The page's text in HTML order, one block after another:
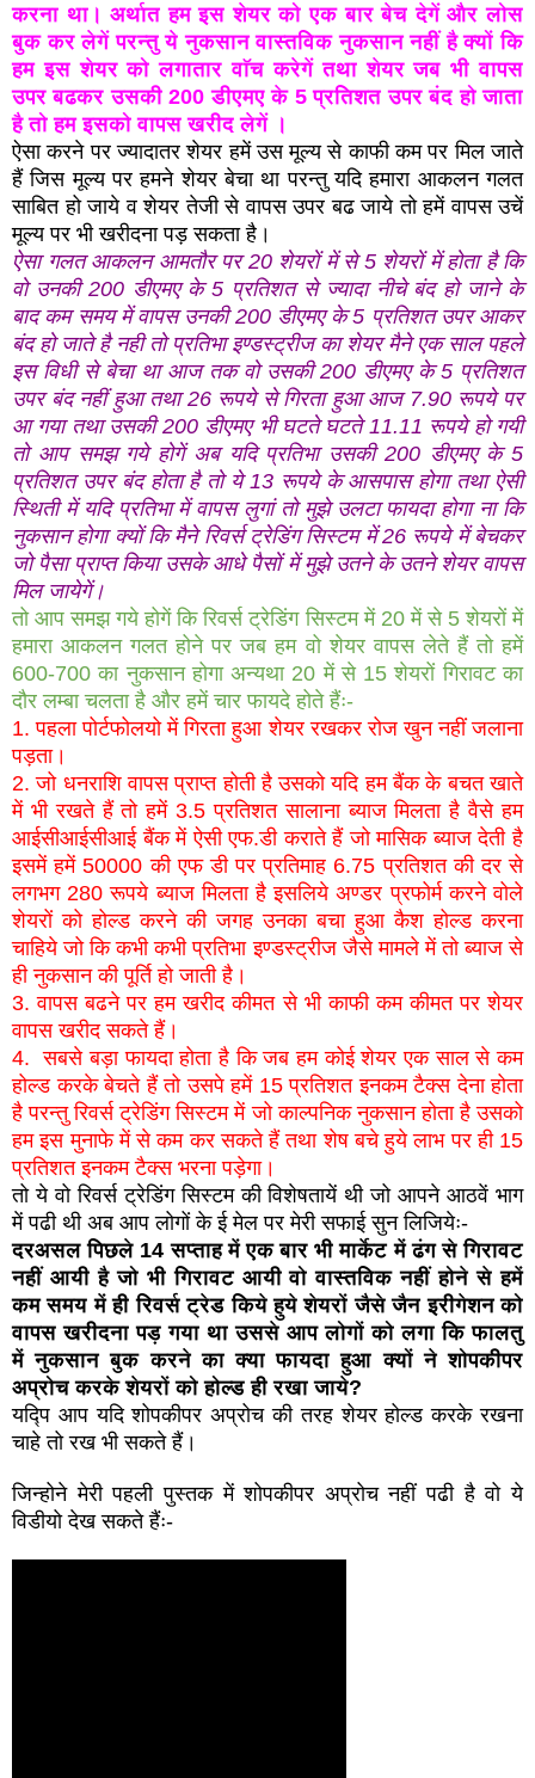
करना था। अर्थात हम इस शेयर को एक बार बेच देगें और लोस
बुक कर लेगें परन्तु ये नुकसान वास्तविक नुकसान नहीं है क्यों कि
हम इस शेयर को लगातार वाॅच करेगें तथा शेयर जब भी वापस
उपर बढकर उसकी 200 डीएमए के 5 प्रतिशत उपर बंद हो जाता
है तो हम इसको वापस खरीद लेगें ।
ऐसा करने पर ज्यादातर शेयर हमें उस मूल्य से काफी कम पर मिल जाते
हैं जिस मूल्य पर हमने शेयर बेचा था परन्तु यदि हमारा आकलन गलत
साबित हो जाये व शेयर तेजी से वापस उपर बढ जाये तो हमें वापस उचें
मूल्य पर भी खरीदना पड़ सकता है।
ऐसा गलत आकलन आमतौर पर 20 शेयरों में से 5 शेयरों में होता है कि
वो उनकी 200 डीएमए के 5 प्रतिशत से ज्यादा नीचे बंद हो जाने के
बाद कम समय में वापस उनकी 200 डीएमए के 5 प्रतिशत उपर आकर
बंद हो जाते है नही तो प्रतिभा इण्डस्ट्रीज का शेयर मैने एक साल पहले
इस विधी से बेचा था आज तक वो उसकी 200 डीएमए के 5 प्रतिशत
उपर बंद नहीं हुआ तथा 26 रूपये से गिरता हुआ आज 7.90 रूपये पर
आ गया तथा उसकी 200 डीएमए भी घटते घटते 11.11 रूपये हो गयी
तो आप समझ गये होगें अब यदि प्रतिभा उसकी 200 डीएमए के 5
प्रतिशत उपर बंद होता है तो ये 13 रूपये के आसपास होगा तथा ऐसी
स्थिती में यदि प्रतिभा में वापस लुगां तो मुझे उलटा फायदा होगा ना कि
नुकसान होगा क्यों कि मैने रिवर्स ट्रेडिंग सिस्टम में 26 रूपये में बेचकर
जो पैसा प्राप्त किया उसके आधे पैसों में मुझे उतने के उतने शेयर वापस
मिल जायेगें।
तो आप समझ गये होगें कि रिवर्स ट्रेडिंग सिस्टम में 20 में से 5 शेयरों में
हमारा आकलन गलत होने पर जब हम वो शेयर वापस लेते हैं तो हमें
600-700 का नुकसान होगा अन्यथा 20 में से 15 शेयरों गिरावट का
दौर लम्बा चलता है और हमें चार फायदे होते हैंः-
1. पहला पोर्टफोलयो में गिरता हुआ शेयर रखकर रोज खुन नहीं जलाना
पड़ता।
2. जो धनराशि वापस प्राप्त होती है उसको यदि हम बैंक के बचत खाते
में भी रखते हैं तो हमें 3.5 प्रतिशत सालाना ब्याज मिलता है वैसे हम
आईसीआईसीआई बैंक में ऐसी एफ.डी कराते हैं जो मासिक ब्याज देती है
इसमें हमें 50000 की एफ डी पर प्रतिमाह 6.75 प्रतिशत की दर से
लगभग 280 रूपये ब्याज मिलता है इसलिये अण्डर प्रफोर्म करने वोले
शेयरों को होल्ड करने की जगह उनका बचा हुआ कैश होल्ड करना
चाहिये जो कि कभी कभी प्रतिभा इण्डस्ट्रीज जैसे मामले में तो ब्याज से
ही नुकसान की पूर्ति हो जाती है।
3. वापस बढने पर हम खरीद कीमत से भी काफी कम कीमत पर शेयर
वापस खरीद सकते हैं।
4. सबसे बड़ा फायदा होता है कि जब हम कोई शेयर एक साल से कम
होल्ड करके बेचते हैं तो उसपे हमें 15 प्रतिशत इनकम टैक्स देना होता
है परन्तु रिवर्स ट्रेडिंग सिस्टम में जो काल्पनिक नुकसान होता है उसको
हम इस मुनाफे में से कम कर सकते हैं तथा शेष बचे हुये लाभ पर ही 15
प्रतिशत इनकम टैक्स भरना पड़ेगा।
तो ये वो रिवर्स ट्रेडिंग सिस्टम की विशेषतायें थी जो आपने आठवें भाग
में पढी थी अब आप लोगों के ई मेल पर मेरी सफाई सुन लिजियेः-
दरअसल पिछले 14 सप्ताह में एक बार भी मार्केट में ढंग से गिरावट
नहीं आयी है जो भी गिरावट आयी वो वास्तविक नहीं होने से हमें
कम समय में ही रिवर्स ट्रेड किये हुये शेयरों जैसे जैन इरीगेशन को
वापस खरीदना पड़ गया था उससे आप लोगों को लगा कि फालतु
में नुकसान बुक करने का क्या फायदा हुआ क्यों ने शोपकीपर
अप्रोच करके शेयरों को होल्ड ही रखा जाये?
यद्पि आप यदि शोपकीपर अप्रोच की तरह शेयर होल्ड करके रखना
चाहे तो रख भी सकते हैं।
जिन्होने मेरी पहली पुस्तक में शोपकीपर अप्रोच नहीं पढी है वो ये
विडीयो देख सकते हैंः-